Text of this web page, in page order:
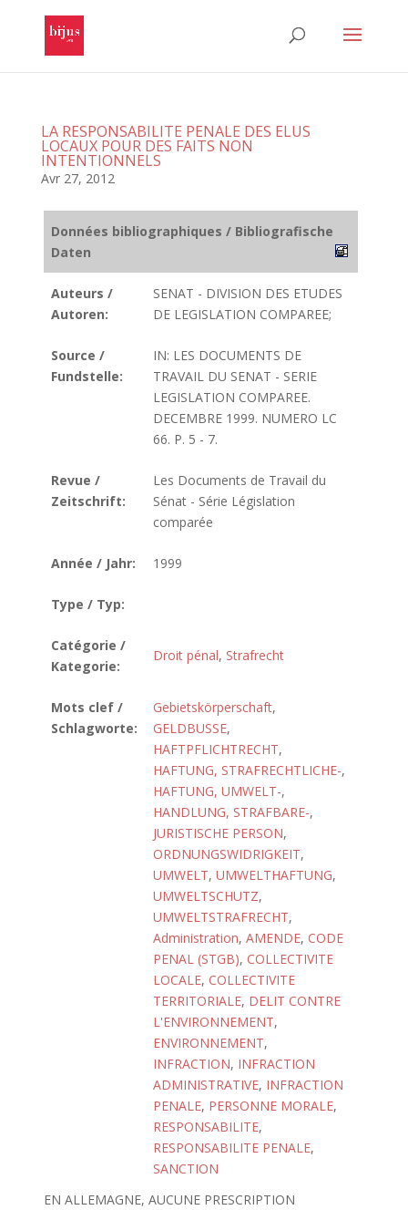
LA RESPONSABILITE PENALE DES ELUS
LOCAUX POUR DES FAITS NON
INTENTIONNELS
Avr 27, 2012
Données bibliographiques / Bibliografische
Daten
Auteurs /
Autoren:
SENAT - DIVISION DES ETUDES
DE LEGISLATION COMPAREE;
Source /
Fundstelle:
IN: LES DOCUMENTS DE
TRAVAIL DU SENAT - SERIE
LEGISLATION COMPAREE.
DECEMBRE 1999. NUMERO LC
66. P. 5 - 7.
Revue /
Zeitschrift:
Les Documents de Travail du
Sénat - Série Législation
comparée
Année / Jahr: 1999
Type / Typ:
Catégorie /
Kategorie:
Droit pénal, Strafrecht
Mots clef /
Schlagworte:
Gebietskörperschaft,
GELDBUSSE,
HAFTPFLICHTRECHT,
HAFTUNG, STRAFRECHTLICHE-,
HAFTUNG, UMWELT-,
HANDLUNG, STRAFBARE-,
JURISTISCHE PERSON,
ORDNUNGSWIDRIGKEIT,
UMWELT, UMWELTHAFTUNG,
UMWELTSCHUTZ,
UMWELTSTRAFRECHT,
Administration, AMENDE, CODE
PENAL (STGB), COLLECTIVITE
LOCALE, COLLECTIVITE
TERRITORIALE, DELIT CONTRE
L'ENVIRONNEMENT,
ENVIRONNEMENT,
INFRACTION, INFRACTION
ADMINISTRATIVE, INFRACTION
PENALE, PERSONNE MORALE,
RESPONSABILITE,
RESPONSABILITE PENALE,
SANCTION
EN ALLEMAGNE, AUCUNE PRESCRIPTION